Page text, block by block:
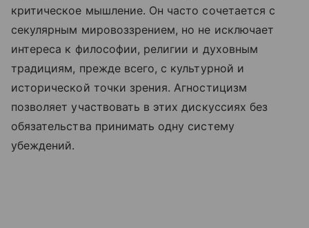
критическое мышление. Он часто сочетается с
секулярным мировоззрением, но не исключает
интереса к философии, религии и духовным
традициям, прежде всего, с культурной и
исторической точки зрения. Агностицизм
позволяет участвовать в этих дискуссиях без
обязательства принимать одну систему
убеждений.